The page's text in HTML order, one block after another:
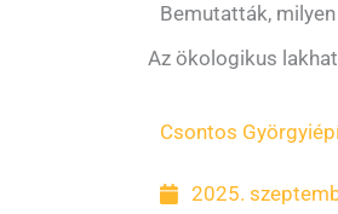
Bemutatták,
Az ökologikus
Csontos Györgyi
2025.